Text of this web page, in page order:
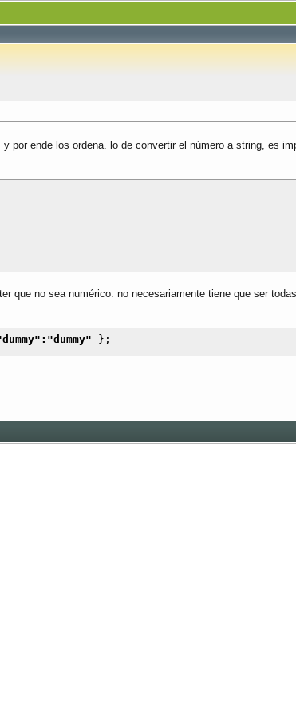
ende los ordena. lo de convertir el número a string, es
que no sea numérico. no necesariamente tiene que ser